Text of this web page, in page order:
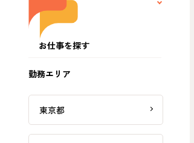
お仕事を探す
勤務エリア
東京都